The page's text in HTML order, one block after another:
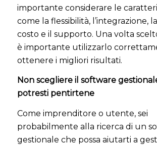
importante considerare le
come la flessibilità, l’integrazione,
costo e il supporto. Una volta
è importante utilizzarlo
ottenere i migliori risultati.
Non scegliere il software
potresti pentirtene
Come imprenditore o utente, sei
probabilmente alla ricerca di un
gestionale che possa aiutarti a